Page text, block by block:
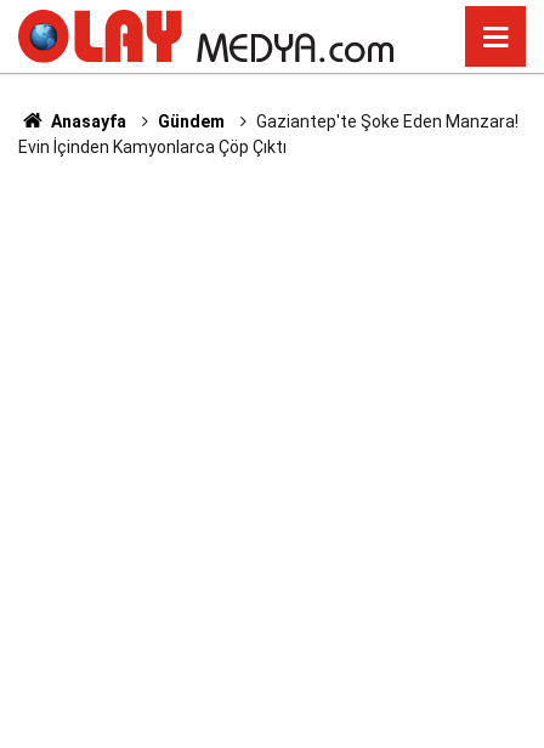
Anasayfa Gündem
Gaziantep'te Şoke Eden Manzara!
Evin İçinden Kamyonlarca Çöp Çıktı